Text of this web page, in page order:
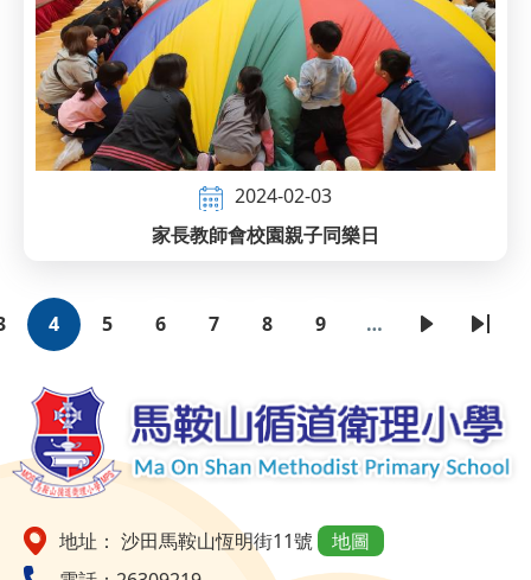
2024-02-03
家長教師會校園親子同樂日
Pagination
頁
目
頁
面
4
頁
5
頁
6
頁
7
頁
8
頁
9 …
下
Last
地址： 沙田馬鞍山恆明街11號
地圖